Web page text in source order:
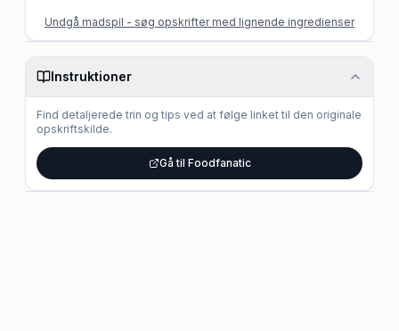
Undgå madspil - søg opskrifter med lignende ingredienser
Instruktioner
Find detaljerede trin og tips ved at følge linket til den originale
opskriftskilde.
Gå til Foodfanatic